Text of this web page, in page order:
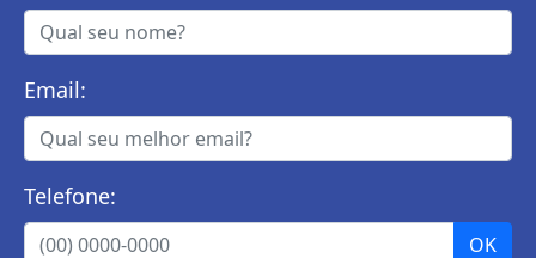
Email:
Telefone: